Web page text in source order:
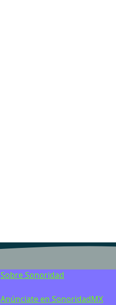
Sobre Sonoridad
Anúnciate en SonoridadMX